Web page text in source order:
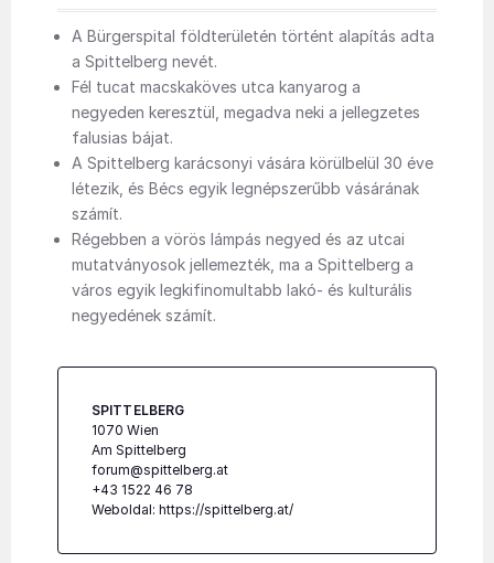
A Bürgerspital földterületén történt alapítás adta
a Spittelberg nevét.
Fél tucat macskaköves utca kanyarog a
negyeden keresztül, megadva neki a jellegzetes
falusias bájat.
A Spittelberg karácsonyi vására körülbelül 30 éve
létezik, és Bécs egyik legnépszerűbb vásárának
számít.
Régebben a vörös lámpás negyed és az utcai
mutatványosok jellemezték, ma a Spittelberg a
város egyik legkifinomultabb lakó- és kulturális
negyedének számít.
SPITTELBERG
1070 Wien
Am Spittelberg
forum@spittelberg.at
+43 1522 46 78
Weboldal: https://spittelberg.at/